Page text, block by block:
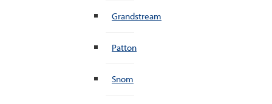
Grandstream
Patton
Snom